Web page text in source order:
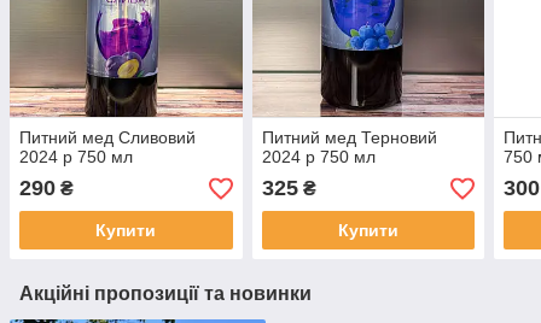
Питний мед Сливовий
2024 р 750 мл
290 ₴
Купити
Питний мед Терновий
2024 р 750 мл
325₴
Купити
750
300
Акційні пропозиції та новинки